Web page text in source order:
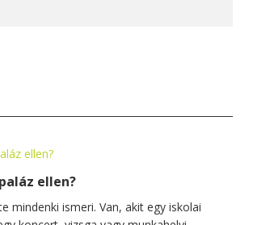
ellen?
mindenki ismeri. Van, akit egy iskolai